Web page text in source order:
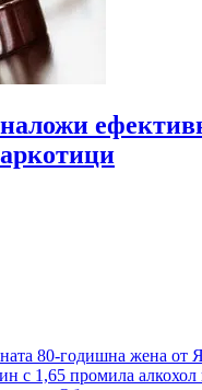
80-годишна жена от
с 1,65 промила